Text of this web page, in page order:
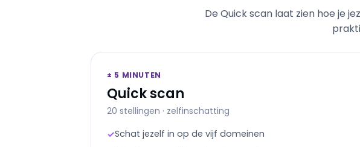
De Quick scan laat zien hoe je
± 5 MINUTEN
Quick scan
20 stellingen · zelfinschatting
✓Schat jezelf in op de vijf domeinen